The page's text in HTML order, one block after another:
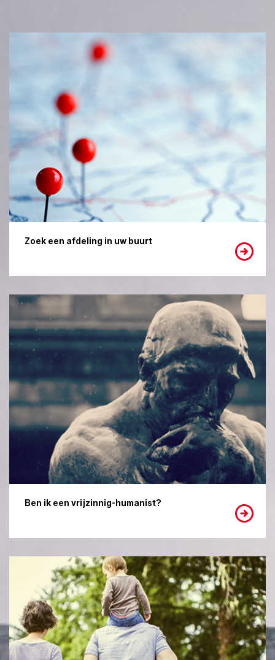
Zoek een afdeling in uw buurt
Ben ik een vrijzinnig-humanist?